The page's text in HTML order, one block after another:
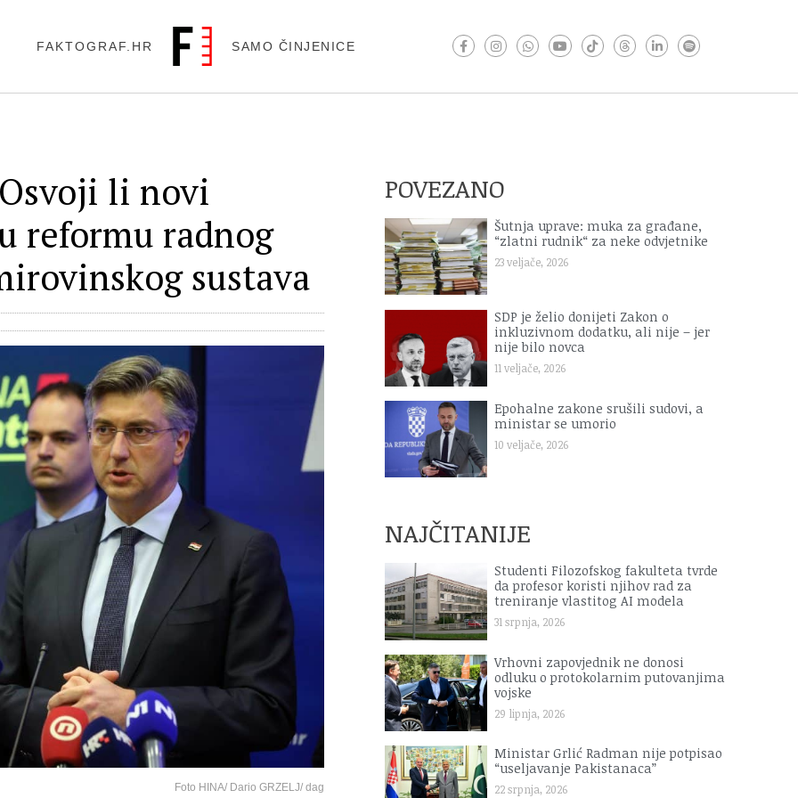
FAKTOGRAF.HR SAMO ČINJENICE
li novi
reformu radnog
sustava
Foto HINA/ Dario GRZELJ/ dag
POVEZANO
Šutnja uprave: muka za građane,
“zlatni rudnik“ za neke odvjetnike
23 veljače, 2026
SDP je želio donijeti Zakon o
inkluzivnom dodatku, ali nije – jer
nije bilo novca
11 veljače, 2026
Epohalne zakone srušili sudovi, a
ministar se umorio
10 veljače, 2026
NAJČITANIJE
Studenti Filozofskog fakulteta tvrde
da profesor koristi njihov rad za
treniranje vlastitog AI modela
31 srpnja, 2026
Vrhovni zapovjednik ne donosi
odluku o protokolarnim putovanjima
vojske
29 lipnja, 2026
Ministar Grlić Radman nije potpisao
“useljavanje Pakistanaca”
22 srpnja, 2026